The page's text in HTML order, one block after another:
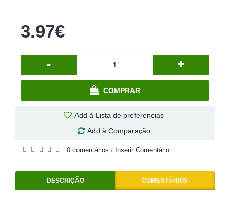
3.97€
- +
COMPRAR
Add à Lista de preferencias
Add à Comparação
0 comentários / Inserir Comentário
DESCRIÇÃO COMENTÁRIOS